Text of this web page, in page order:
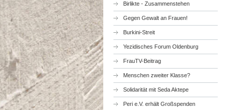
Birlikte - Zusammenstehen
Gegen Gewalt an Frauen!
Burkini-Streit
Yezidisches Forum Oldenburg
FrauTV-Beitrag
Menschen zweiter Klasse?
Solidarität mit Seda Aktepe
Peri e.V. erhält Großspenden